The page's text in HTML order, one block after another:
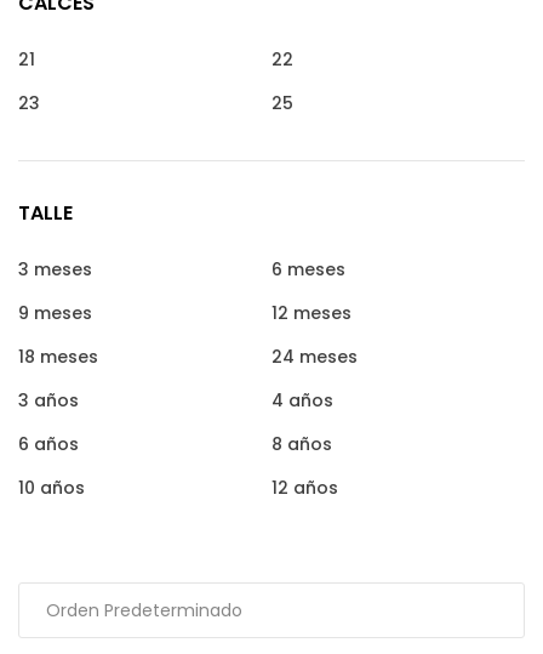
21
22
23
25
TALLE
3 meses
6 meses
9 meses
12 meses
18 meses
24 meses
3 años
4 años
6 años
8 años
10 años
12 años